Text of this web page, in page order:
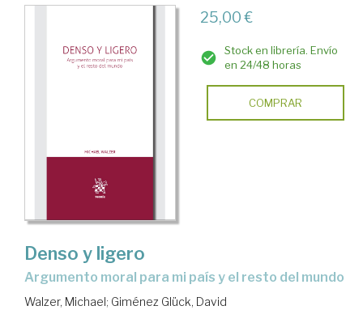
25,00 €
Stock en librería. Envío
en 24/48 horas
COMPRAR
Denso y ligero
argumento moral para mi país y el resto del mundo
Walzer, Michael; Giménez Glück, David